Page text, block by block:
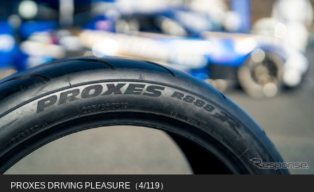
PROXES DRIVING PLEASURE（4/119）